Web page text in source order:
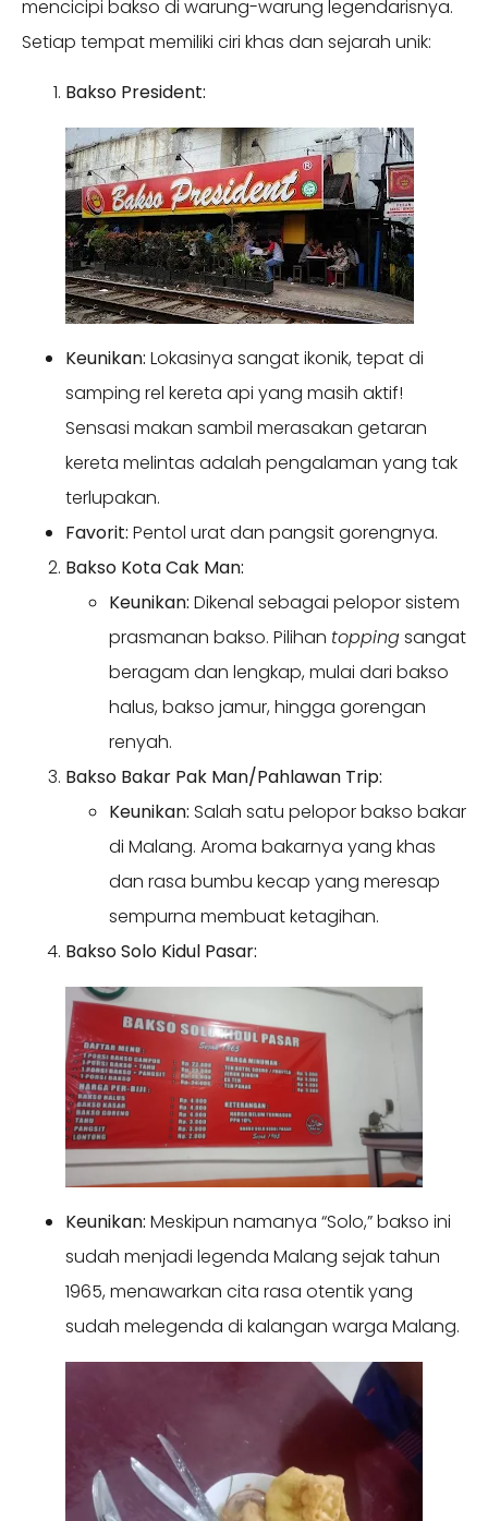
mencicipi bakso di warung-warung legendarisnya.
Setiap tempat memiliki ciri khas dan sejarah unik:
Bakso President:
Keunikan: Lokasinya sangat ikonik, tepat di
samping rel kereta api yang masih aktif!
Sensasi makan sambil merasakan getaran
kereta melintas adalah pengalaman yang tak
terlupakan.
Favorit: Pentol urat dan pangsit gorengnya.
Bakso Kota Cak Man:
Keunikan: Dikenal sebagai pelopor sistem
prasmanan bakso. Pilihan toppingsangat
beragam dan lengkap, mulai dari bakso
halus, bakso jamur, hingga gorengan
renyah.
Bakso Bakar Pak Man/Pahlawan Trip:
Keunikan: Salah satu pelopor bakso bakar
di Malang. Aroma bakarnya yang khas
dan rasa bumbu kecap yang meresap
sempurna membuat ketagihan.
Bakso Solo Kidul Pasar:
Keunikan: Meskipun namanya “Solo,” bakso ini
sudah menjadi legenda Malang sejak tahun
1965, menawarkan cita rasa otentik yang
sudah melegenda di kalangan warga Malang.